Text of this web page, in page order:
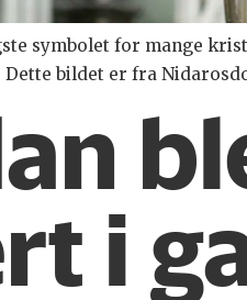
symbolet for mange
bildet er fra
i